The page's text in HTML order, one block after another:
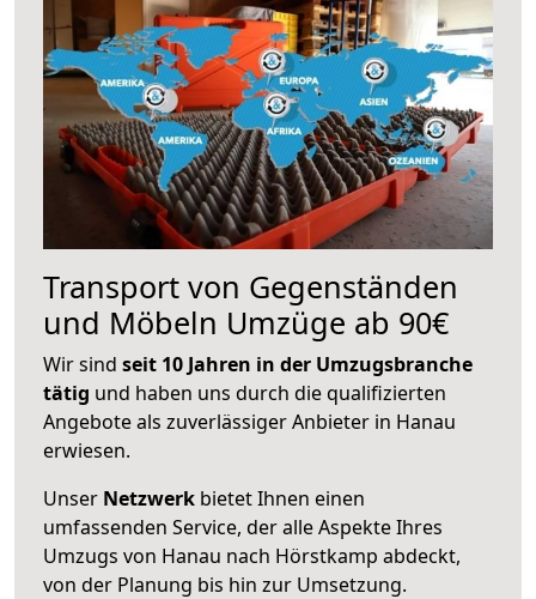
Transport von Gegenständen
und Möbeln Umzüge ab 90€
Wir sind seit 10 Jahren in der Umzugsbranche
tätig und haben uns durch die qualifizierten
Angebote als zuverlässiger Anbieter in Hanau
erwiesen.
Unser Netzwerk bietet Ihnen einen
umfassenden Service, der alle Aspekte Ihres
Umzugs von Hanau nach Hörstkamp abdeckt,
von der Planung bis hin zur Umsetzung.